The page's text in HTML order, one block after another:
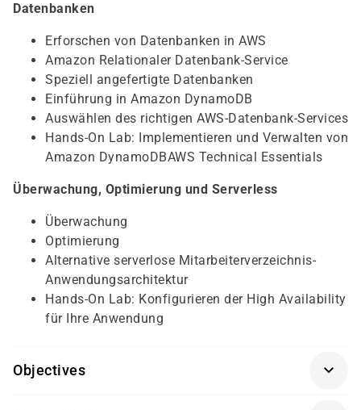
Datenbanken
Erforschen von Datenbanken in AWS
Amazon Relationaler Datenbank-Service
Speziell angefertigte Datenbanken
Einführung in Amazon DynamoDB
Auswählen des richtigen AWS-Datenbank-Services
Hands-On Lab: Implementieren und Verwalten von
Amazon DynamoDBAWS Technical Essentials
Überwachung, Optimierung und Serverless
Überwachung
Optimierung
Alternative serverlose Mitarbeiterverzeichnis-
Anwendungsarchitektur
Hands-On Lab: Konfigurieren der High Availability
für Ihre Anwendung
Objectives